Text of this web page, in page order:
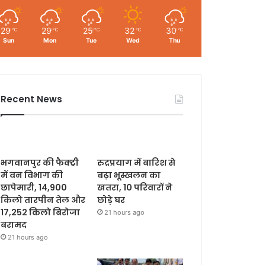
29 ℃
Sun
29 ℃
Mon
25 ℃
Tue
32 ℃
Wed
30 ℃
Thu
Recent News
भगवानपुर की फैक्ट्री
में वन विभाग की
छापेमारी, 14,900
किलो तारपीन तेल और
17,252 किलो बिरोजा
बरामद
21 hours ago
रुद्रप्रयाग में बारिश से
बढ़ा भूस्खलन का
खतरा, 10 परिवारों ने
छोड़े घर
21 hours ago